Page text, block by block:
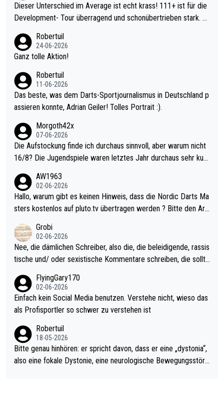
Dieser Unterschied im Average ist echt krass! 111+ ist für die
Development- Tour überragend und schonübertrieben stark. U
mal 40+ erst recht. Da gewinnst keinen Blumentopf - ist ja noc
h krasser wie ein Pokalspiel eines Kreisligisten vs einem Bund
Robertuil
24-06-2026
Ganz tolle Aktion!
Robertuil
11-06-2026
Das beste, was dem Darts-Sportjournalismus in Deutschland p
assieren konnte, Adrian Geiler! Tolles Portrait :).
Morgoth42x
07-06-2026
Die Aufstockung finde ich durchaus sinnvoll, aber warum nicht
16/8? Die Jugendspiele waren letztes Jahr durchaus sehr kurz
Allerdings ist Mitchell Lawrie als Nummer 1 der Welt eh qualifi
ziert. Somit ändert die automatische Qualifikation des Weltmei
sters erstmal nichts. Ich denke sie wollen damit für nächstes J
ohl wenig WDF Turniere spielen. Dies war bei Archie Self letzt
es Jahr der Fall. Er musste als amtierender Weltmeister durch
den Qualifier und ich glaube kaum, dass Mitchel sich das (in Ve
el hat.
AW1963
02-06-2026
Hallo, warum gibt es keinen Hinweis, dass die Nordic Darts Ma
sters kostenlos auf pluto.tv übertragen werden ? Bitte den Arti
Grobi
02-06-2026
Nee, die dämlichen Schreiber, also die, die beleidigende, rassis
tische und/ oder sexistische Kommentare schreiben, die sollte
s Leben in den Griff kriegen. Nur eins wundert mich: Luke Little
r war doch neulich erst derjenige, der über Social Media GvV p
rovoziert hat. Und Littlers Mutter schießt öfters mal gegen Ric
FlyingGary170
02-06-2026
Einfach kein Social Media benutzen. Verstehe nicht, wieso das
als Profisportler so schwer zu verstehen ist
Robertuil
18-05-2026
Bitte genau hinhören: er spricht davon, dass er eine „dystonia“,
also eine fokale Dystonie, eine neurologische Bewegungsstöru